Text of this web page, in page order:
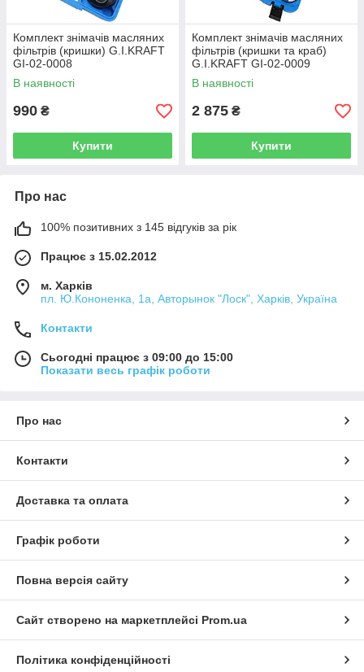
Комплект знімачів масляних
фільтрів (кришки) G.I.KRAFT
GI-02-0008
В наявності
990 ₴
Купити
Комплект знімачів масляних
фільтрів (кришки та краб)
G.I.KRAFT GI-02-0009
В наявності
2 875 ₴
Купити
Про нас
100% позитивних з 145 відгуків за рік
Працює з 15.02.2012
м. Харків
пл. Ю.Кононенка, 1а, Авторынок "Лоск", Харків, Україна
Контакти
Сьогодні працює з 09:00 до 15:00
Показати весь графік роботи
Про нас
Контакти
Доставка та оплата
Графік роботи
Повна версія сайту
Сайт створено на маркетплейсі Prom.ua
Політика конфіденційності